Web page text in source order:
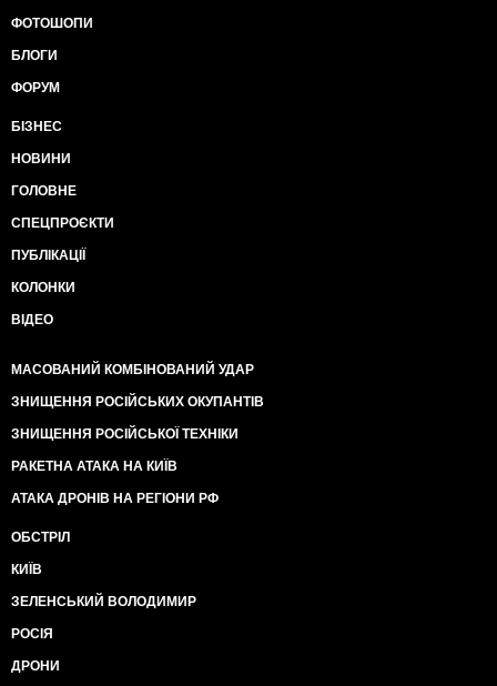
ФОТОШОПИ
БЛОГИ
ФОРУМ
БІЗНЕС
НОВИНИ
ГОЛОВНЕ
СПЕЦПРОЄКТИ
ПУБЛІКАЦІЇ
КОЛОНКИ
ВІДЕО
МАСОВАНИЙ КОМБІНОВАНИЙ УДАР
ЗНИЩЕННЯ РОСІЙСЬКИХ ОКУПАНТІВ
ЗНИЩЕННЯ РОСІЙСЬКОЇ ТЕХНІКИ
РАКЕТНА АТАКА НА КИЇВ
АТАКА ДРОНІВ НА РЕГІОНИ РФ
ОБСТРІЛ
КИЇВ
ЗЕЛЕНСЬКИЙ ВОЛОДИМИР
РОСІЯ
ДРОНИ